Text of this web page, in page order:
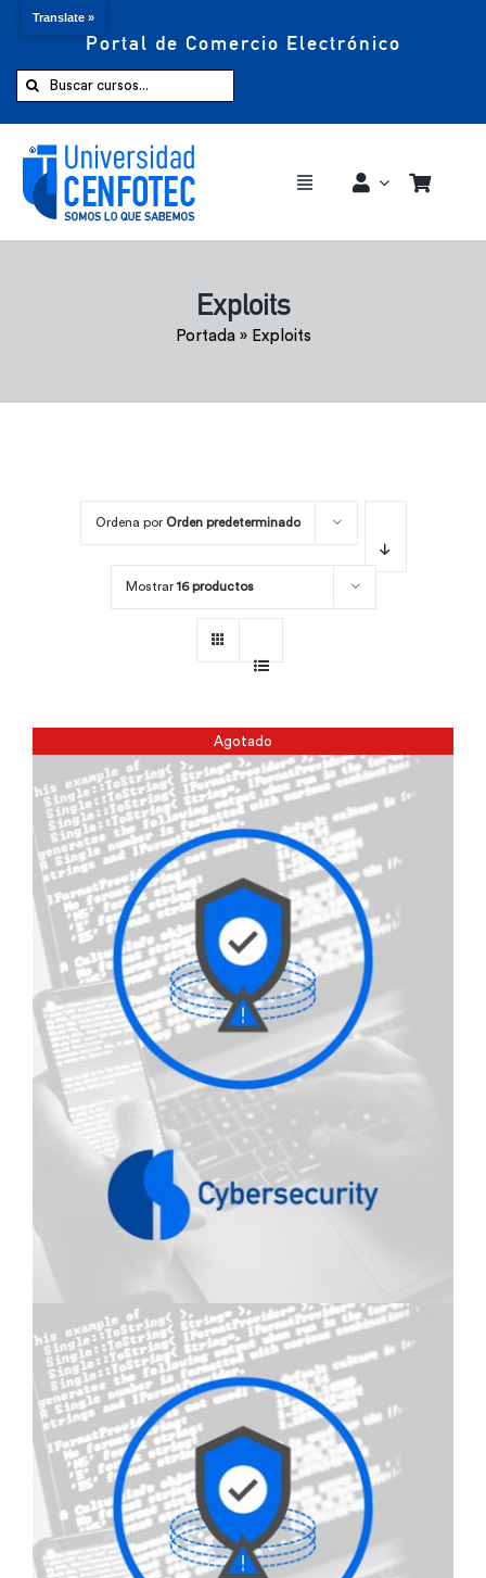
Portal de Comercio Electrónico
Buscar:
Toggle
Comprar ahora
Exploits
Portada» Exploits
Ordena por Orden predeterminado
Mostrar 16 productos
Agotado
Translate »